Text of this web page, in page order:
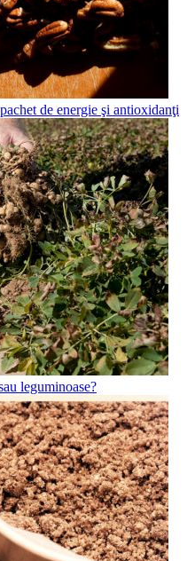
de energie şi antioxidanţi
leguminoase?